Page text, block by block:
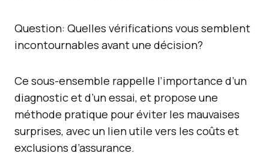
Question: Quelles vérifications vous semblent
incontournables avant une décision?
Ce sous-ensemble rappelle l’importance d’un
diagnostic et d’un essai, et propose une
méthode pratique pour éviter les mauvaises
surprises, avec un lien utile vers les coûts et
exclusions d’assurance.